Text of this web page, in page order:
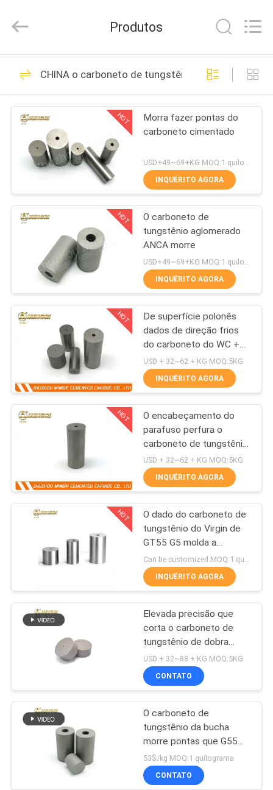
CASA
PRODUTOS
SOBRE
NÓS
EXCURSÃO
DA
FÁBRICA
CONTROLE
DA
QUALIDADE
CONTACTE-
NOS
NOTÍCIA
PEÇA
UMAS
CITAÇÕES
MAPA
PRIVACY
POLICY
Cemented
Carbide
All
Reserved.
o carboneto de
tungstênio morre
156
Tiras do carboneto
de tungstênio
93
Placa do carboneto
de tungstênio
81
Parafusos
prisioneiros do
carboneto de
tungstênio para
HPGR
77
Lâmina de cortador
do carboneto de
tungstênio
116
Carboneto de
tungstênio Rod
Produtos
CHINA o carboneto de tungstênio morre
HOT
Morra fazer pontas do
carboneto cimentado
USD+49~69+KG MOQ:1 quilograma
INQUÉRITO AGORA
HOT
O carboneto de
tungstênio aglomerado
ANCA morre
INQUÉRITO AGORA
HOT
De superfície polonês
dados de direção frios
do carboneto do WC +
do CO
USD + 32~62 + KG MOQ:5KG
INQUÉRITO AGORA
HOT
O encabeçamento do
parafuso perfura o
carboneto de tungstênio
morre
USD + 32~62 + KG MOQ:5KG
INQUÉRITO AGORA
HOT
O dado do carboneto de
tungstênio do Virgin de
GT55 G5 molda a
perfuração carimbando o
dado frio do título
Can be customized MOQ:1 quilograma
INQUÉRITO AGORA
Elevada precisão que
corta o carboneto de
tungstênio de dobra
forte do TC da
resistência que dirige
dados
USD + 32~88 + KG MOQ:5KG
CONTATO
O carboneto de
tungstênio da bucha
morre pontas que G55
ligam duramente o metal
para a indústria do
prendedor
53$/kg MOQ:1 quilograma
CONTATO